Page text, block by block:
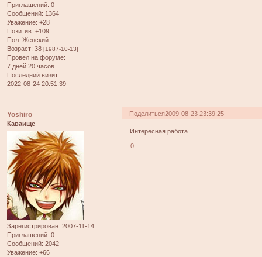
Приглашений: 0
Сообщений: 1364
Уважение: +28
Позитив: +109
Пол: Женский
Возраст: 38 [1987-10-13]
Провел на форуме:
7 дней 20 часов
Последний визит:
2022-08-24 20:51:39
Поделиться2009-08-23 23:39:25
Yoshiro
Каваище
Зарегистрирован: 2007-11-14
Приглашений: 0
Сообщений: 2042
Уважение: +66
Интересная работа.
0